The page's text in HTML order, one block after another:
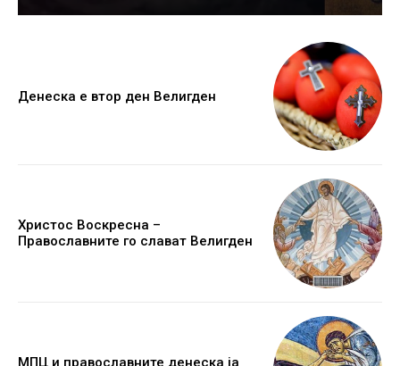
Денеска е втор ден Велигден
Христос Воскресна –
Православните го слават Велигден
МПЦ и православните денеска ја